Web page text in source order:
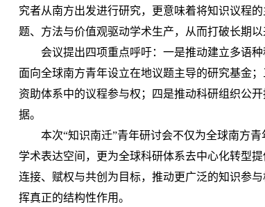
究者从南方出发进行研究，更意味着将知识议程
题、方法与价值观驱动学术生产，从而打破长期以
会议提出四项重点呼吁：一是推动建立多语
面向全球南方青年设立在地议题主导的研究基金
资助体系中的议程参与权；四是推动科研组织公
据。
本次“知识南迁”青年研讨会不仅为全球南方
学术表达空间，更为全球科研体系去中心化转型
连接、赋权与共创为目标，推动更广泛的知识参
挥真正的结构性作用。